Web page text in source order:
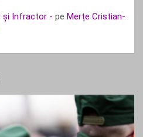
și Infractor - pe Merțe Cristian-